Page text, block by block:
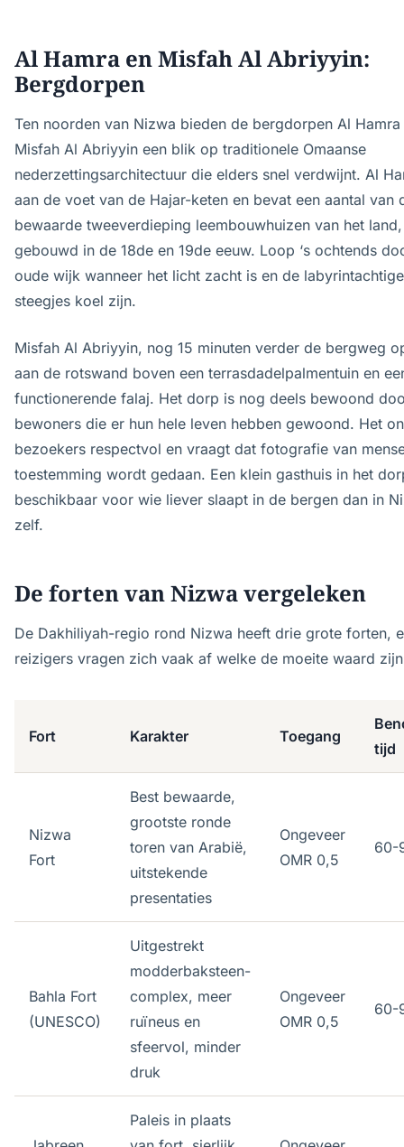
Al Hamra en Misfah Al Abriyyin:
Bergdorpen
Ten noorden van Nizwa bieden de bergdorpen Al Hamra
Misfah Al Abriyyin een blik op traditionele Omaanse
nederzettingsarchitectuur die elders snel verdwijnt. Al
aan de voet van de Hajar-keten en bevat een aantal van
bewaarde tweeverdieping leembouwhuizen van het
gebouwd in de 18de en 19de eeuw. Loop ‘s ochtends
oude wijk wanneer het licht zacht is en de labyrintachtige
steegjes koel zijn.
Misfah Al Abriyyin, nog 15 minuten verder de bergweg
aan de rotswand boven een terrasdadelpalmentuin en
functionerende falaj. Het dorp is nog deels bewoond
bewoners die er hun hele leven hebben gewoond. Het
bezoekers respectvol en vraagt dat fotografie van
toestemming wordt gedaan. Een klein gasthuis in het
beschikbaar voor wie liever slaapt in de bergen dan in
zelf.
De forten van Nizwa vergeleken
De Dakhiliyah-regio rond Nizwa heeft drie grote forten,
reizigers vragen zich vaak af welke de moeite waard
Fort Karakter Toegang
tijd
Nizwa
Fort
Best bewaarde,
grootste ronde
toren van Arabië,
uitstekende
presentaties
Ongeveer
OMR 0,5
60-
Bahla Fort
(UNESCO)
Uitgestrekt
modderbaksteen-
complex, meer
ruïneus en
sfeervol, minder
druk
Ongeveer
OMR 0,5
60-
Paleis in plaats